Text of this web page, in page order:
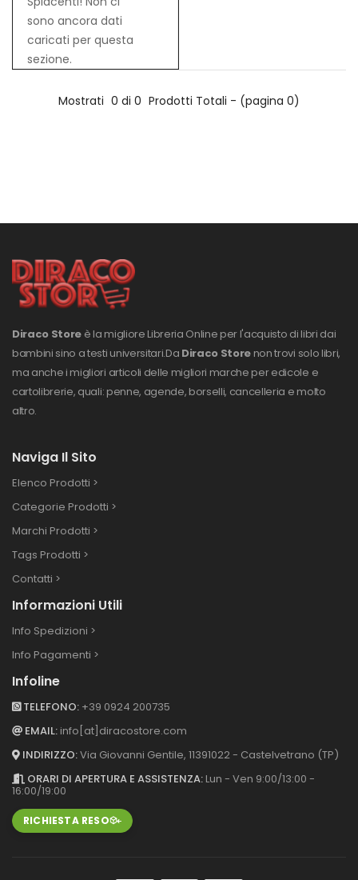
sono ancora dati
caricati per questa
sezione.
Mostrati 0 di 0 Prodotti Totali - (pagina 0)
Diraco Store è la migliore Libreria Online per l'acquisto di libri dai
bambini sino a testi universitari.Da Diraco Store non trovi solo libri,
ma anche i migliori articoli delle migliori marche per edicole e
cartolibrerie, quali: penne, agende, borselli, cancelleria e molto
altro.
Naviga Il Sito
Elenco Prodotti >
Categorie Prodotti >
Marchi Prodotti >
Tags Prodotti >
Contatti >
Informazioni Utili
Info Spedizioni >
Info Pagamenti >
Infoline
TELEFONO: +39 0924 200735
EMAIL: info[at]diracostore.com
INDIRIZZO:Via Giovanni Gentile, 11391022 - Castelvetrano (TP)
ORARI DI APERTURA E ASSISTENZA: Lun - Ven 9:00/13:00 -
16:00/19:00
RICHIESTA RESO